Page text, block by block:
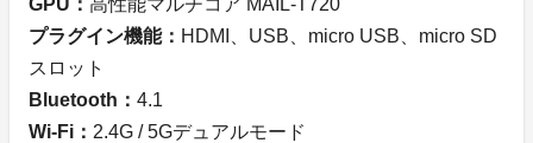
プラグイン機能： HDMI、USB、micro USB、micro SD
スロット
Bluetooth： 4.1
Wi-Fi： 2.4G / 5Gデュアルモード